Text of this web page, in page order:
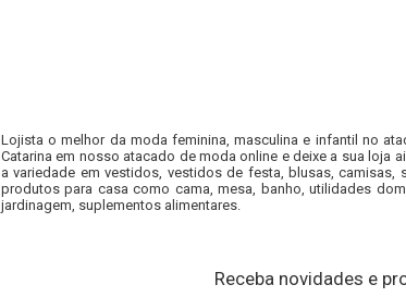
Lojista o melhor da moda feminina, masculina e infantil no
Catarina em nosso atacado de moda online e deixe a sua loja
a variedade em vestidos, vestidos de festa, blusas,
produtos para casa como cama, mesa, banho, utilidades
jardinagem, suplementos alimentares.
Receba novidades e